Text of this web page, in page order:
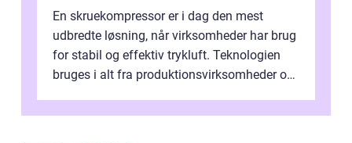
En skruekompressor er i dag den mest
udbredte løsning, når virksomheder har brug
for stabil og effektiv trykluft. Teknologien
bruges i alt fra produktionsvirksomheder og